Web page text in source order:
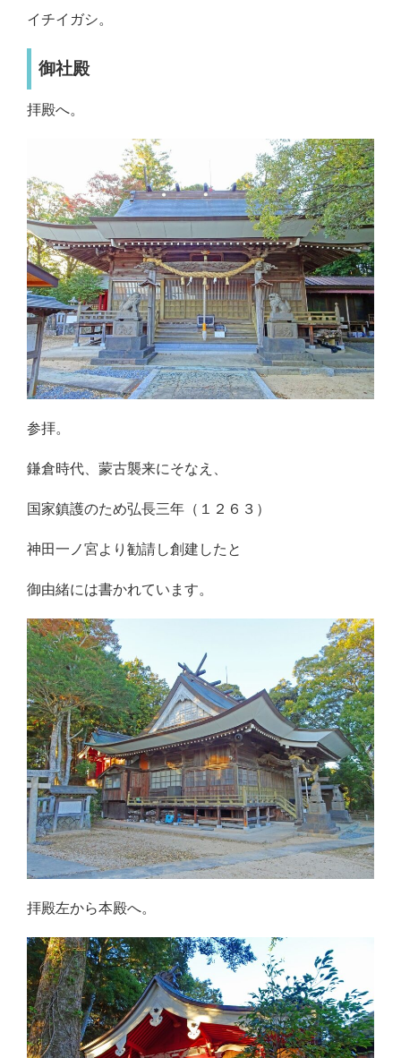
イチイガシ。
御社殿
拝殿へ。
参拝。
鎌倉時代、蒙古襲来にそなえ、
国家鎮護のため弘長三年（１２６３）
神田一ノ宮より勧請し創建したと
御由緒には書かれています。
拝殿左から本殿へ。